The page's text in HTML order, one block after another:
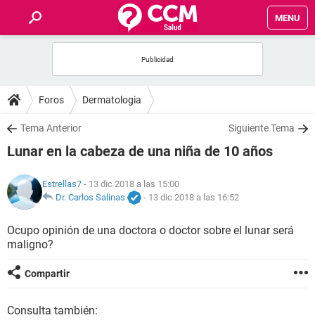
MENU
FOROS
SALUD
NUTRICIÓN
BIENESTAR
SEXUALIDAD
GLOSARIO
Foros Dermatologia
Tema Anterior Siguiente Tema
Lunar en la cabeza de una niña de 10 años
Estrellas7 - 13 dic 2018 a las 15:00
Dr. Carlos Salinas
- 13 dic 2018 a las 16:52
Ocupo opinión de una doctora o doctor sobre el lunar será
maligno?
Compartir
Consulta también: